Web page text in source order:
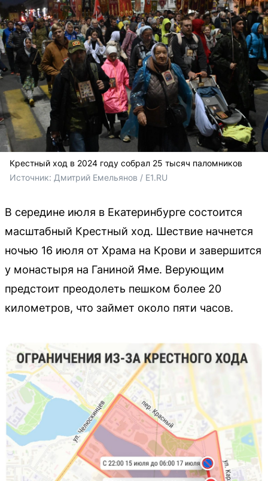
Крестный ход в 2024 году собрал 25 тысяч паломников
Источник: Дмитрий Емельянов / E1.RU
В середине июля в Екатеринбурге состоится
масштабный Крестный ход. Шествие начнется
ночью 16 июля от Храма на Крови и завершится
у монастыря на Ганиной Яме. Верующим
предстоит преодолеть пешком более 20
километров, что займет около пяти часов.